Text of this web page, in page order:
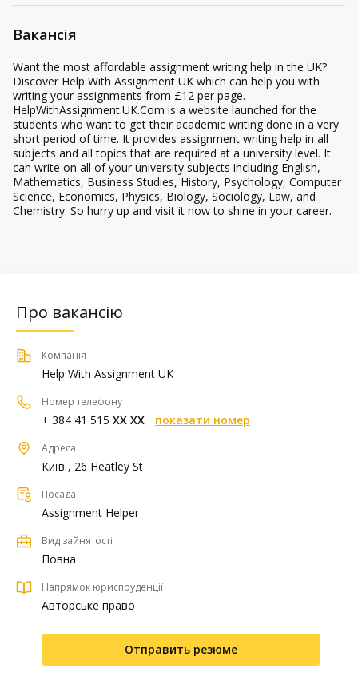
Вакансія
Want the most affordable assignment writing help in the UK?
Discover Help With Assignment UK which can help you with
writing your assignments from £12 per page.
HelpWithAssignment.UK.Com is a website launched for the
students who want to get their academic writing done in a very
short period of time. It provides assignment writing help in all
subjects and all topics that are required at a university level. It
can write on all of your university subjects including English,
Mathematics, Business Studies, History, Psychology, Computer
Science, Economics, Physics, Biology, Sociology, Law, and
Chemistry. So hurry up and visit it now to shine in your career.
Про вакансію
Компанія
Help With Assignment UK
Номер телефону
+ 384 41 515 XX XX показати номер
Адреса
Київ , 26 Heatley St
Посада
Assignment Helper
Вид зайнятості
Повна
Напрямок юриспруденції
Авторське право
Отправить резюме